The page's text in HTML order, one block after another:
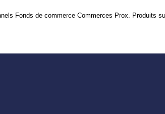
Fonds de commerce Commerces Prox. Produits